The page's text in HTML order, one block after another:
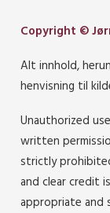
Copyright ©
Alt innhold,
henvisning til
Unauthorized
written
strictly
and clear credit
appropriate and